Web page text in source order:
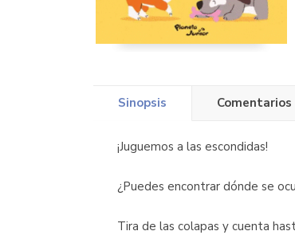
Sinopsis Comentarios
¡Juguemos a las escondidas!
¿Puedes encontrar dónde se
Tira de las colapas y cuenta